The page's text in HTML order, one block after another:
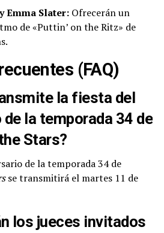
Emma Slater:Ofrecerán un
de «Puttin’ on the Ritz» de
(FAQ)
la fiesta del
la temporada 34 de
Stars?
de la temporada 34 de
se transmitirá el martes 11 de
los jueces invitados